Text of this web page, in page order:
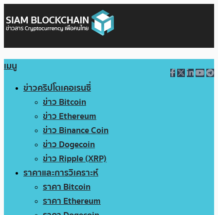
เมนู
ข่าวคริปโตเคอเรนซี่
ข่าว Bitcoin
ข่าว Ethereum
ข่าว Binance Coin
ข่าว Dogecoin
ข่าว Ripple (XRP)
ราคาและการวิเคราะห์
ราคา Bitcoin
ราคา Ethereum